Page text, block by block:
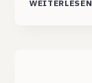
WEITERLESEN